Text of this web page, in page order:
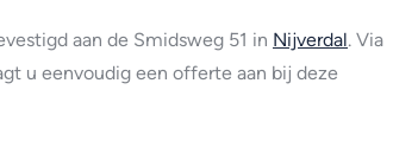
aan de Smidsweg 51 in Nijverdal. Via
u eenvoudig een offerte aan bij deze